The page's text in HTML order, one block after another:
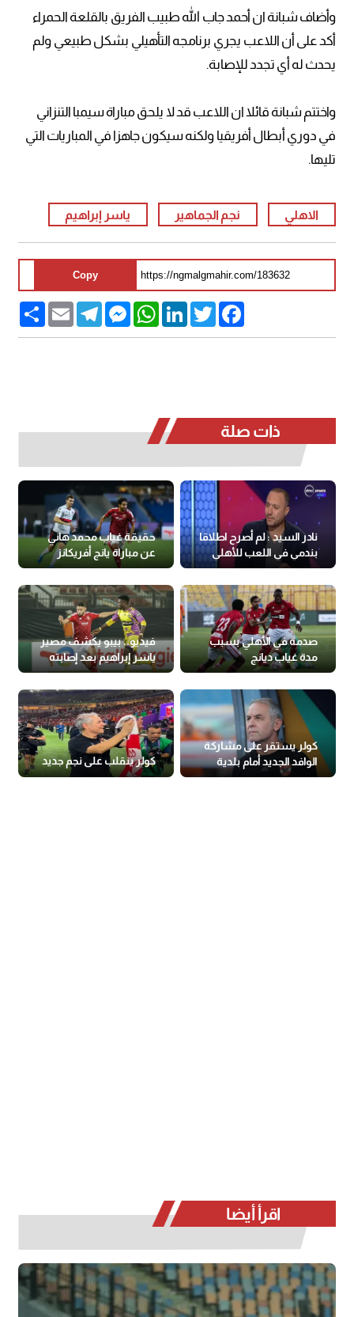
وأضاف شبانة ان أحمد جاب الله طبيب الفريق بالقلعة الحمراء
أكد على أن اللاعب يجري برنامجه التأهيلي بشكل طبيعي ولم
يحدث له أي تجدد للإصابة.
واختتم شبانة قائلا ان اللاعب قد لا يلحق مباراة سيمبا التنزاني
في دوري أبطال أفريقيا ولكنه سيكون جاهزا في المباريات التي
تليها.
الاهلي نجم الجماهير ياسر إبراهيم
Copy
Share Email
TelegramMessengerWhatsAppLinkedInTwitter
Facebook
ذات صلة
نادر السيد : لم أصرح اطلاقا
بندمي في اللعب للأهلي
حقيقة غياب محمد هاني
عن مباراة يانج أفريكانز
صدمة في الأهلي بسبب
مدة غياب ديانج
فيديو.. بيبو يكشف مصير
ياسر إبراهيم بعد إصابته
كولر يستقر على مشاركة
الوافد الجديد أمام بلدية
المحلة
كولر ينقلب على نجم جديد
اقرأ أيضا